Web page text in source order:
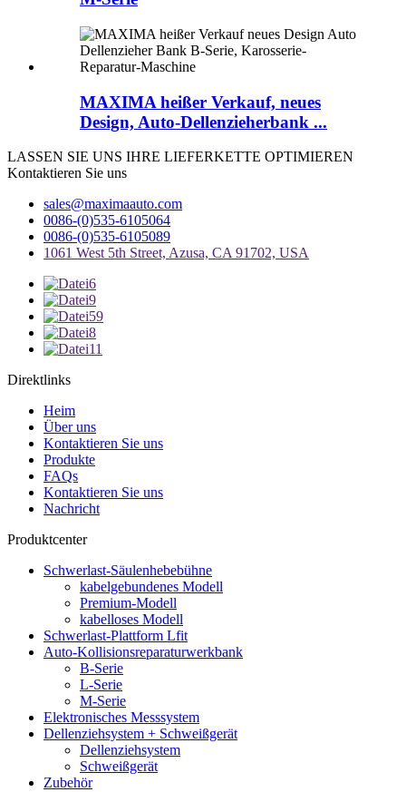
MAXIMA heißer Verkauf, neues
Design, Auto-Dellenzieherbank ...
LASSEN SIE UNS IHRE LIEFERKETTE OPTIMIEREN
Kontaktieren Sie uns
sales@maximaauto.com
0086-(0)535-6105064
0086-(0)535-6105089
1061 West 5th Street, Azusa, CA 91702, USA
Direktlinks
Heim
Über uns
Kontaktieren Sie uns
Produkte
FAQs
Kontaktieren Sie uns
Nachricht
Produktcenter
Schwerlast-Säulenhebebühne
kabelgebundenes Modell
Premium-Modell
kabelloses Modell
Schwerlast-Plattform Lfit
Auto-Kollisionsreparaturwerkbank
B-Serie
L-Serie
M-Serie
Elektronisches Messsystem
Dellenziehsystem + Schweißgerät
Dellenziehsystem
Schweißgerät
Zubehör